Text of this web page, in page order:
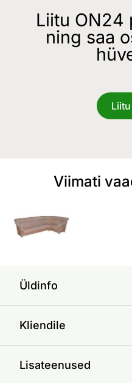
Liitu ON24
ning saa
Viimati
Üldinfo
Kliendile
Lisateenused